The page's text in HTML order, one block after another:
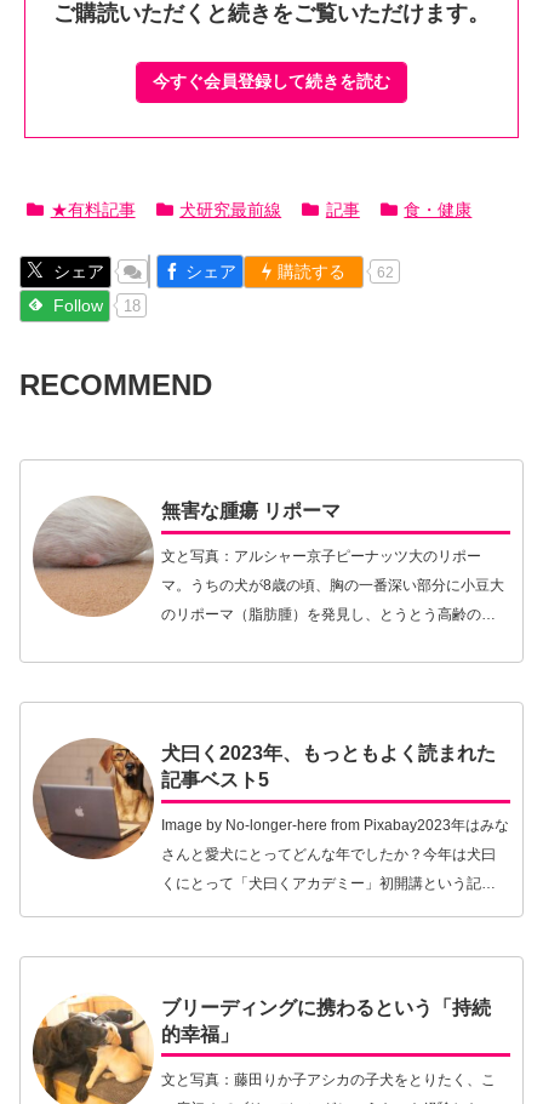
ご購読いただくと続きをご覧いただけます。
今すぐ会員登録して続きを読む
★有料記事 犬研究最前線 記事 食・健康
シェア シェア 購読する 62
Follow 18
RECOMMEND
無害な腫瘍 リポーマ
文と写真：アルシャー京子ピーナッツ大のリポー
マ。うちの犬が8歳の頃、胸の一番深い部分に小豆大
のリポーマ（脂肪腫）を発見し、とうとう高齢の域
は、小豆大…【続きを読む】
犬曰く2023年、もっともよく読まれた
記事ベスト5
Image by No-longer-here from Pixabay2023年はみな
さんと愛犬にとってどんな年でしたか？今年は犬曰
くにとって「犬曰くアカデミー」初開講という記念
すべき年となりました。ウェビナーには50名を超え
ブリーディングに携わるという「持続
的幸福」
文と写真：藤田りか子アシカの子犬をとりたく、こ